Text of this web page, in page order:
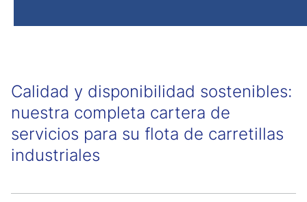
Calidad y disponibilidad sostenibles:
nuestra completa cartera de
servicios para su flota de carretillas
industriales